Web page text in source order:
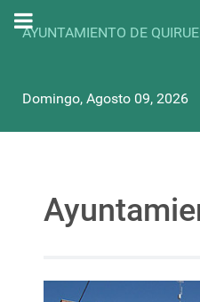
AYUNTAMIENTO DE
Domingo, Agosto 09, 2026